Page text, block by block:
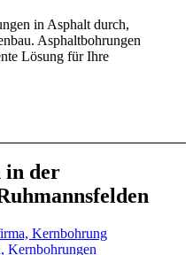
in Asphalt durch,
Asphaltbohrungen
Lösung für Ihre
in der